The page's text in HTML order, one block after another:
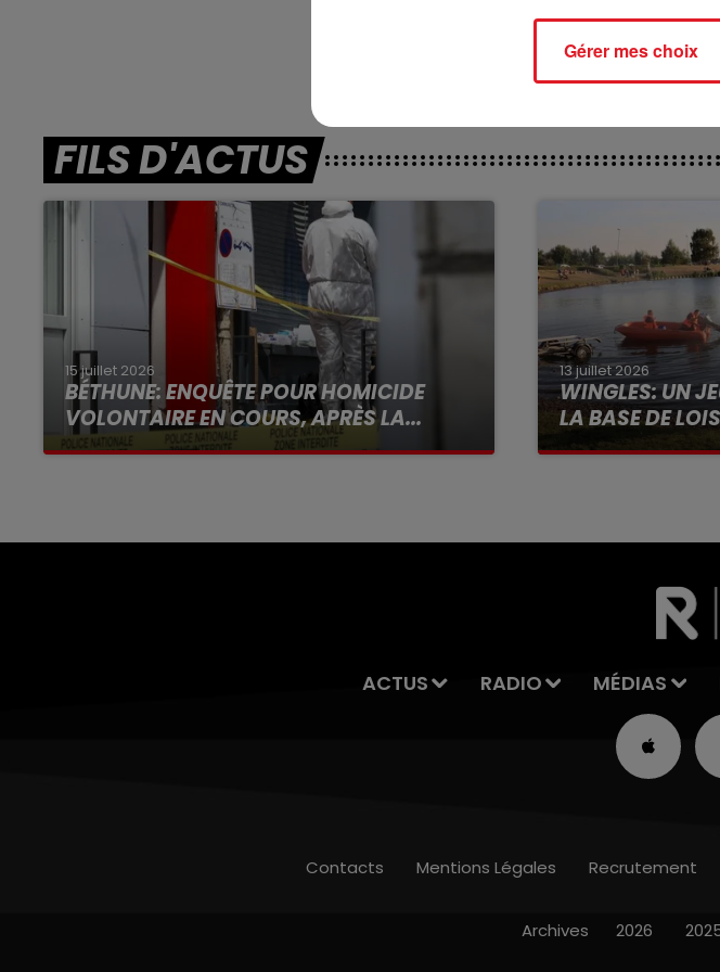
*******
FILS D'ACTUS
15 juillet 2026
BÉTHUNE: ENQUÊTE POUR HOMICIDE
VOLONTAIRE EN COURS, APRÈS LA...
Selon les premiers éléments, le logement
13 juillet 2026
WINGLES: UN
LA BASE DE
La victime a coulé
ACTUS RADIO MÉDIAS
Contacts Mentions Légales Recrutement
Archives 2026
Gérer mes choix